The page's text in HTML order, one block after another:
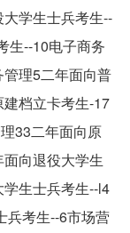
学生士兵考生--
生--10电子商务
理5二年面向普
档立卡考生-17
33二年面向原
向退役大学生
生士兵考生--l4
兵考生--6市场营